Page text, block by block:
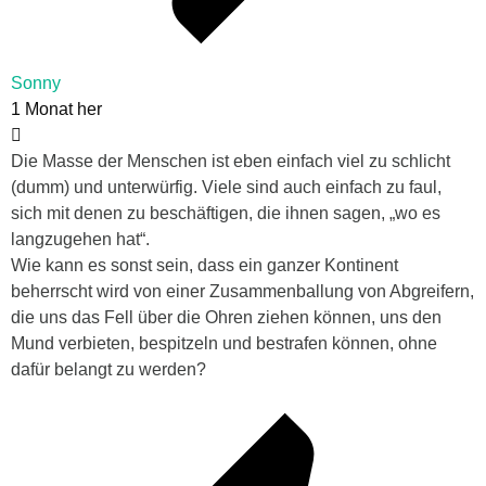
Sonny
1 Monat her
Die Masse der Menschen ist eben einfach viel zu schlicht
(dumm) und unterwürfig. Viele sind auch einfach zu faul,
sich mit denen zu beschäftigen, die ihnen sagen, „wo es
langzugehen hat“.
Wie kann es sonst sein, dass ein ganzer Kontinent
beherrscht wird von einer Zusammenballung von Abgreifern,
die uns das Fell über die Ohren ziehen können, uns den
Mund verbieten, bespitzeln und bestrafen können, ohne
dafür belangt zu werden?